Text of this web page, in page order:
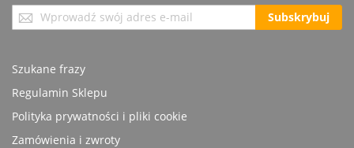
Subskrybuj
nasz
Subskrybuj
Szukane frazy
Regulamin Sklepu
Polityka prywatności i pliki cookie
Zamówienia i zwroty